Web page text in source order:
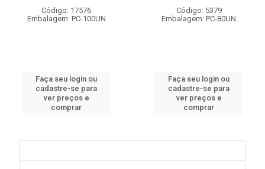
Código: 17576
Embalagem: PC-100UN
Faça seu login ou
cadastre-se para
ver preços e
comprar
Código: 5379
Embalagem: PC-80UN
Faça seu login ou
cadastre-se para
ver preços e
comprar